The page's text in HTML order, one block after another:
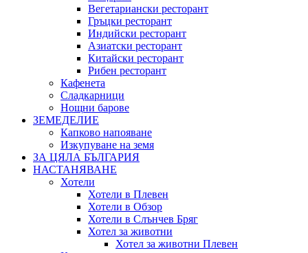
Вегетариански ресторант
Гръцки ресторант
Индийски ресторант
Азиатски ресторант
Китайски ресторант
Рибен ресторант
Кафенета
Сладкарници
Нощни барове
ЗЕМЕДЕЛИЕ
Капково напояване
Изкупуване на земя
ЗА ЦЯЛА БЪЛГАРИЯ
НАСТАНЯВАНЕ
Хотели
Хотели в Плевен
Хотели в Обзор
Хотели в Слънчев Бряг
Хотел за животни
Хотел за животни Плевен